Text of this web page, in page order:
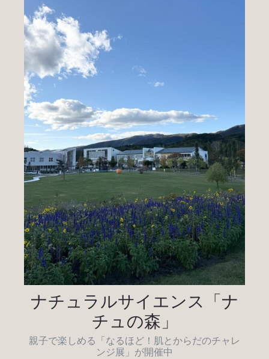
ナチュラルサイエンス「ナ
チュの森」
親子で楽しめる「なるほど！肌とからだのチャレ
ンジ展」が開催中